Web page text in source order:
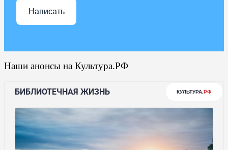
Написать
Наши анонсы на Культура.РФ